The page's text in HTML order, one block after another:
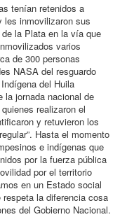
tenían retenidos a
les inmovilizaron sus
la Plata en la vía que
varios
de 300 personas
NASA del resguardo
del Huila
la jornada nacional de
realizaron el
y retuvieron los
Hasta el momento
e indígenas que
por la fuerza pública
por el territorio
en un Estado social
la diferencia cosa
del Gobierno Nacional.